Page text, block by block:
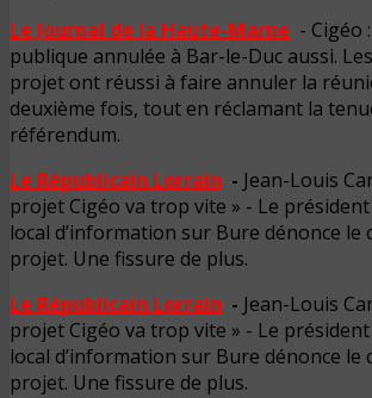
Le Journal de la Haute-Marne - Cigéo
publique annulée à Bar-le-Duc aussi.
projet ont réussi à faire annuler la
deuxième fois, tout en réclamant la
référendum.
Le Républicain Lorrain - Jean-Louis
projet Cigéo va trop vite » - Le
local d’information sur Bure dénonce le
projet. Une fissure de plus.
Le Républicain Lorrain - Jean-Louis
projet Cigéo va trop vite » - Le
local d’information sur Bure dénonce le
projet. Une fissure de plus.